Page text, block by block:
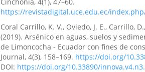
https://revistadigital.uce.edu.ec/
Coral Carrillo, K. V., Oviedo, J. E., Carrillo,
(2019). Arsénico en aguas, suelos y
de Limoncocha - Ecuador con fines de
Journal, 4(3), 158–169. https://doi.org/
DOI: https://doi.org/10.33890/